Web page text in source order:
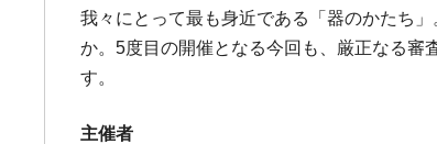
我々にとって最も身近である「器のかたち
か。5度目の開催となる今回も、厳正なる審
す。
主催者